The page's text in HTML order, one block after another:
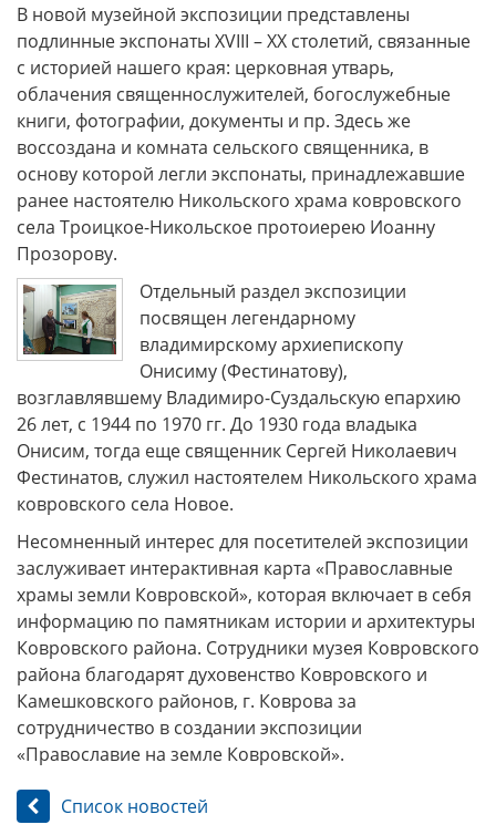
В новой музейной экспозиции представлены
подлинные экспонаты XVIII – XX столетий, связанные
с историей нашего края: церковная утварь,
облачения священнослужителей, богослужебные
книги, фотографии, документы и пр. Здесь же
воссоздана и комната сельского священника, в
основу которой легли экспонаты, принадлежавшие
ранее настоятелю Никольского храма ковровского
села Троицкое-Никольское протоиерею Иоанну
Прозорову.
Отдельный раздел экспозиции
посвящен легендарному
владимирскому архиепископу
Онисиму (Фестинатову),
возглавлявшему Владимиро-Суздальскую епархию
26 лет, с 1944 по 1970 гг. До 1930 года владыка
Онисим, тогда еще священник Сергей Николаевич
Фестинатов, служил настоятелем Никольского храма
ковровского села Новое.
Несомненный интерес для посетителей экспозиции
заслуживает интерактивная карта «Православные
храмы земли Ковровской», которая включает в себя
информацию по памятникам истории и архитектуры
Ковровского района. Сотрудники музея Ковровского
района благодарят духовенство Ковровского и
Камешковского районов, г. Коврова за
сотрудничество в создании экспозиции
«Православие на земле Ковровской».
Список новостей